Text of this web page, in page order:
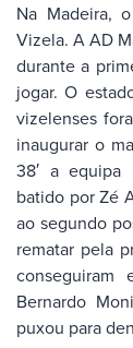
Na Madeira,
Vizela. A AD
durante a
jogar. O
vizelenses
inaugurar o
38′ a equipa
batido por Zé
ao segundo
rematar pela
conseguiram
Bernardo
puxou para